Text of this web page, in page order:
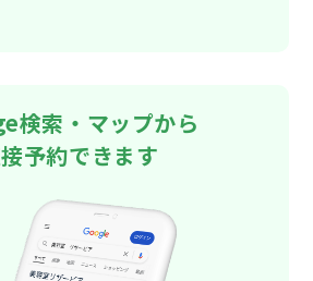
検索・マップから
予約できます